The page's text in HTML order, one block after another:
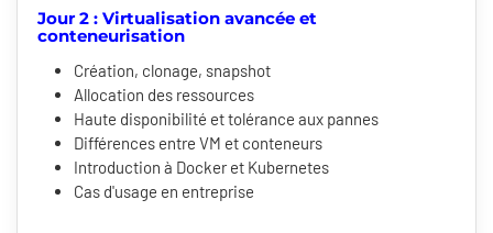
Jour 2 : Virtualisation avancée et
conteneurisation
Création, clonage, snapshot
Allocation des ressources
Haute disponibilité et tolérance aux pannes
Différences entre VM et conteneurs
Introduction à Docker et Kubernetes
Cas d'usage en entreprise